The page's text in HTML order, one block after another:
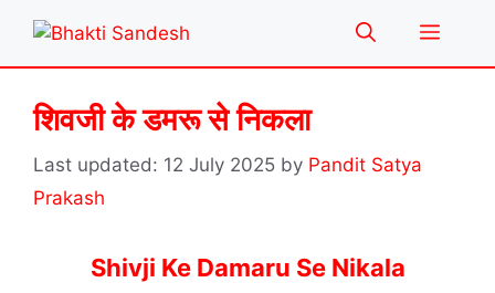
content
Menu
शिवजी के डमरू से निकला
12 July 2025 by Pandit Satya
Prakash
Shivji Ke Damaru Se Nikala